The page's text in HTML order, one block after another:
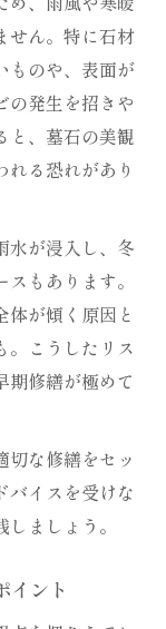
せん。特に石材
ものや、表面が
の発生を招きや
と、墓石の美観
る恐れがあり
水が浸入し、冬
もあります。
が傾く原因と
。こうしたリス
期修繕が極めて
切な修繕をセッ
バイスを受けな
ましょう。
イント